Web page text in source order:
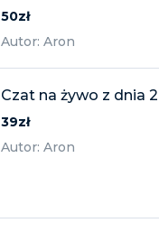
50zł
Autor: Aron
Czat na żywo z dnia
39zł
Autor: Aron